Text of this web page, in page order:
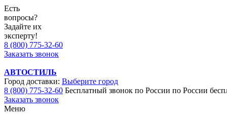
Есть
вопросы?
Задайте их
эксперту!
8 (800) 775-32-60
Заказать звонок
АВТОСТИЛЬ
Город доставки: Выберите город
8 (800) 775-32-60 Бесплатный звонок по России по России
Заказать звонок
Меню